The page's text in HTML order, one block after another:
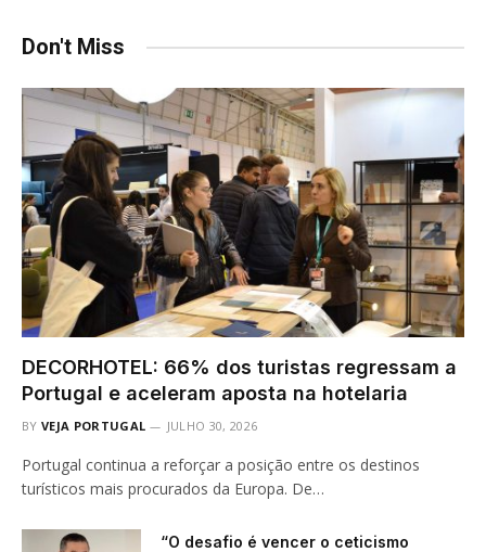
Don't Miss
DECORHOTEL: 66% dos turistas regressam a
Portugal e aceleram aposta na hotelaria
BY VEJA PORTUGAL JULHO 30, 2026
Portugal continua a reforçar a posição entre os destinos
turísticos mais procurados da Europa. De…
“O desafio é vencer o ceticismo